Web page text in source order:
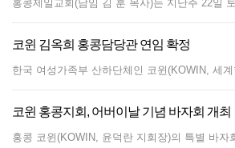
코윈 김옥희 홍콩담당관 연임 확정
코윈 홍콩지회, 어버이날 기념 바자회 개최